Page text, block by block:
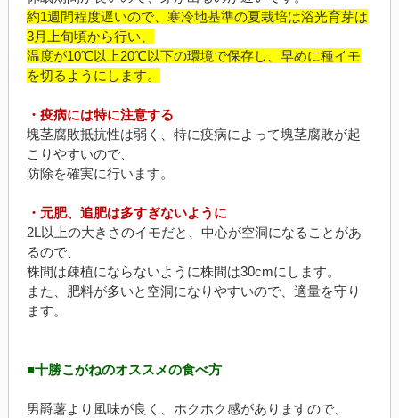
約1週間程度遅いので、寒冷地基準の夏栽培は浴光育芽は
3月上旬頃から行い、
温度が10℃以上20℃以下の環境で保存し、早めに種イモ
を切るようにします。
・疫病には特に注意する
塊茎腐敗抵抗性は弱く、特に疫病によって塊茎腐敗が起
こりやすいので、
防除を確実に行います。
・元肥、追肥は多すぎないように
2L以上の大きさのイモだと、中心が空洞になることがあ
るので、
株間は疎植にならないように株間は30cmにします。
また、肥料が多いと空洞になりやすいので、適量を守り
ます。
■十勝こがねのオススメの食べ方
男爵薯より風味が良く、ホクホク感がありますので、